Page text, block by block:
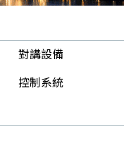
對講設備
控制系統